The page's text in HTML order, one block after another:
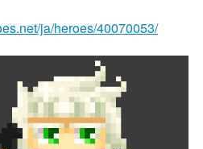
ja/heroes/40070053/